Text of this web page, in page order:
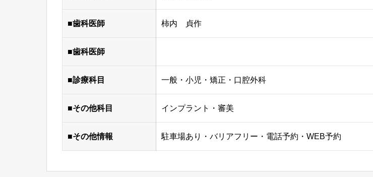
■歯科医師 柿内 貞作
■歯科医師
■診療科目 一般・小児・矯正・口腔外科
■その他科目 インプラント・審美
■その他情報 駐車場あり・バリアフリー・電話予約・WEB予約